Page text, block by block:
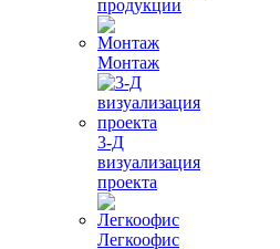
продукции
Монтаж
3-Д
визуализация
проекта
Легкоофис